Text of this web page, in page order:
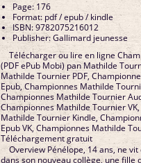
Page: 176
Format: pdf / epub / kindle
ISBN: 9782075216012
Publisher: Gallimard jeunesse
Télécharger ou lire en ligne
(PDF ePub Mobi) pan Mathilde
Mathilde Tournier PDF,
Epub, Championnes Mathilde
Championnes Mathilde Tournier
Championnes Mathilde Tournier
Mathilde Tournier Kindle,
Epub VK, Championnes Mathilde
Téléchargement gratuit
Overview Pénélope, 14 ans, ne
dans son nouveau collège, une fille